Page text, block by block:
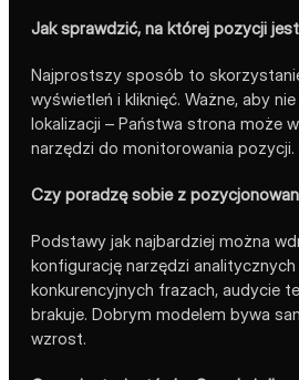
Jak sprawdzić, na której pozycji
Najprostszy sposób to
wyświetleń i kliknięć. Ważne, aby
lokalizacji – Państwa strona może
narzędzi do monitorowania pozycji.
Czy poradzę sobie z
Podstawy jak najbardziej można
konfigurację narzędzi
konkurencyjnych frazach, audycie
brakuje. Dobrym modelem bywa
wzrost.